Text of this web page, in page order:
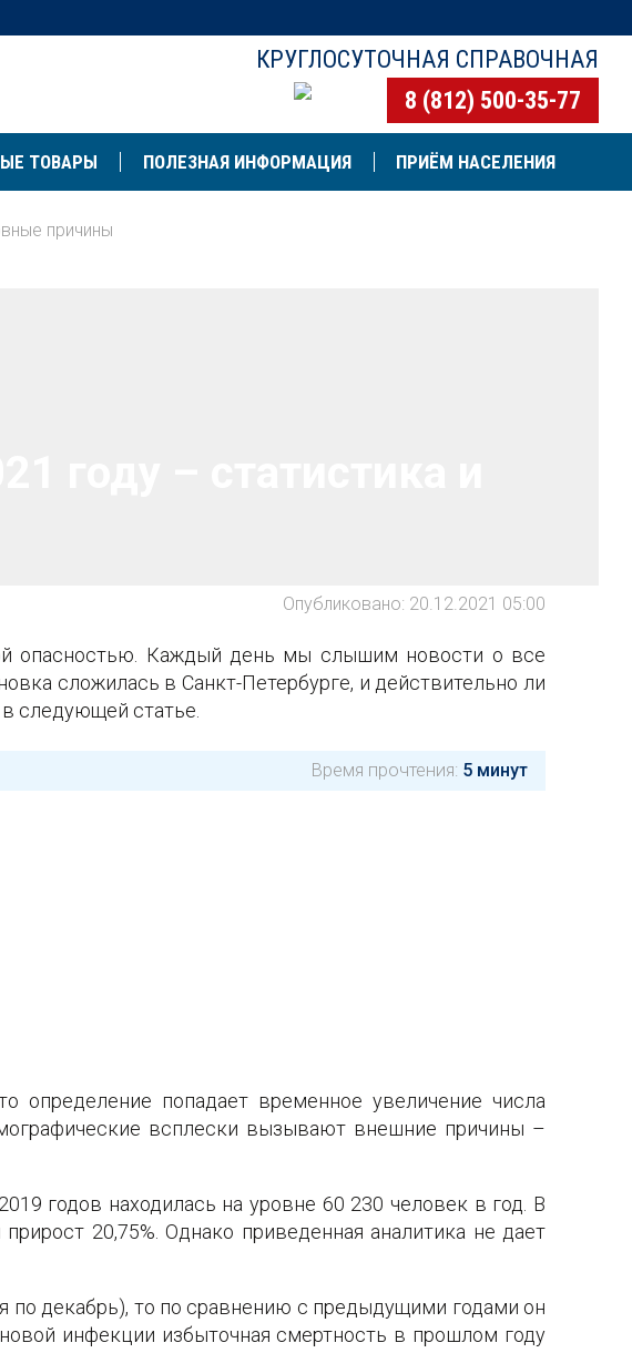
КРУГЛОСУТОЧНАЯ СПРАВОЧНАЯ
8 (812) 500-35-77
ТОВАРЫ ПОЛЕЗНАЯ ИНФОРМАЦИЯ ПРИЁМ НАСЕЛЕНИЯ
причины
Опубликовано: 20.12.2021 05:00
опасностью. Каждый день мы слышим новости о все
сложилась в Санкт-Петербурге, и действительно ли
следующей статье.
Время прочтения: 5 минут
определение попадает временное увеличение числа
всплески вызывают внешние причины –
годов находилась на уровне 60 230 человек в год. В
20,75%. Однако приведенная аналитика не дает
по декабрь), то по сравнению с предыдущими годами он
инфекции избыточная смертность в прошлом году